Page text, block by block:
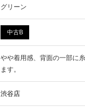
グリーン
中古B
やや着用感、背面の一部に
ます。
渋谷店